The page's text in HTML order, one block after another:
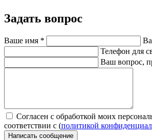
Задать вопрос
Ваше имя *
Телефон для
Ваш вопрос,
Согласен с обработкой моих
соответствии с (политикой
Написать сообщение